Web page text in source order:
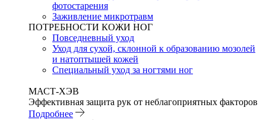
фотостарения
Заживление микротравм
ПОТРЕБНОСТИ КОЖИ НОГ
Повседневный уход
Уход для сухой, склонной к образованию мозолей
и натоптышей кожей
Специальный уход за ногтями ног
МАСТ-ХЭВ
Эффективная защита рук от неблагоприятных факторов
Подробнее